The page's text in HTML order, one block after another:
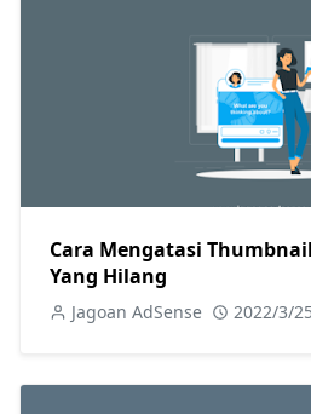
Cara Mengatasi
Yang Hilang
Jagoan AdSense 2022/3/25